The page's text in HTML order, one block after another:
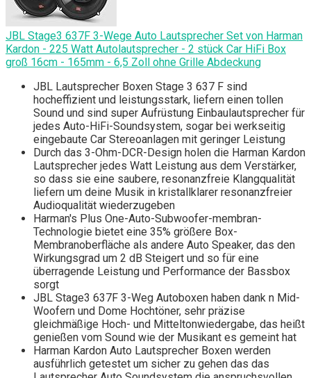
JBL Stage3 637F 3-Wege Auto Lautsprecher Set von Harman
Kardon - 225 Watt Autolautsprecher - 2 stück Car HiFi Box
groß 16cm - 165mm - 6,5 Zoll ohne Grille Abdeckung
JBL Lautsprecher Boxen Stage 3 637 F sind
hocheffizient und leistungsstark, liefern einen tollen
Sound und sind super Aufrüstung Einbaulautsprecher für
jedes Auto-HiFi-Soundsystem, sogar bei werkseitig
eingebaute Car Stereoanlagen mit geringer Leistung
Durch das 3-Ohm-DCR-Design holen die Harman Kardon
Lautsprecher jedes Watt Leistung aus dem Verstärker,
so dass sie eine saubere, resonanzfreie Klangqualität
liefern um deine Musik in kristallklarer resonanzfreier
Audioqualität wiederzugeben
Harman's Plus One-Auto-Subwoofer-membran-
Technologie bietet eine 35% größere Box-
Membranoberfläche als andere Auto Speaker, das den
Wirkungsgrad um 2 dB Steigert und so für eine
überragende Leistung und Performance der Bassbox
sorgt
JBL Stage3 637F 3-Weg Autoboxen haben dank n Mid-
Woofern und Dome Hochtöner, sehr präzise
gleichmäßige Hoch- und Mitteltonwiedergabe, das heißt
genießen vom Sound wie der Musikant es gemeint hat
Harman Kardon Auto Lautsprecher Boxen werden
ausführlich getestet um sicher zu gehen das das